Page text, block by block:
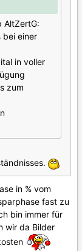
AltZertG:
bei einer
in voller
zum
in % vom
fast zu
bin immer für
wir da Bilder